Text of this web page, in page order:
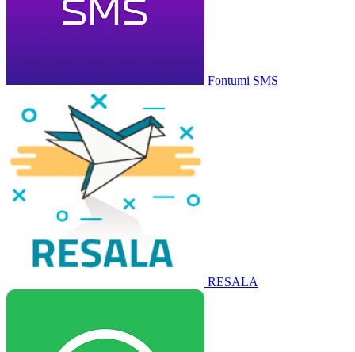
Fontumi SMS
RESALA